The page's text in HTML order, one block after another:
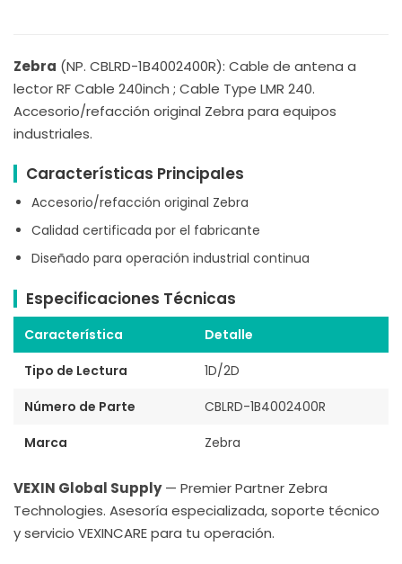
Zebra (NP. CBLRD-1B4002400R): Cable de antena a
lector RF Cable 240inch ; Cable Type LMR 240.
Accesorio/refacción original Zebra para equipos
industriales.
Características Principales
Accesorio/refacción original Zebra
Calidad certificada por el fabricante
Diseñado para operación industrial continua
Especificaciones Técnicas
Característica
Detalle
Tipo de Lectura
1D/2D
Número de Parte
CBLRD-1B4002400R
Marca
Zebra
VEXIN Global Supply— Premier Partner Zebra
Technologies. Asesoría especializada, soporte técnico
y servicio VEXINCARE para tu operación.